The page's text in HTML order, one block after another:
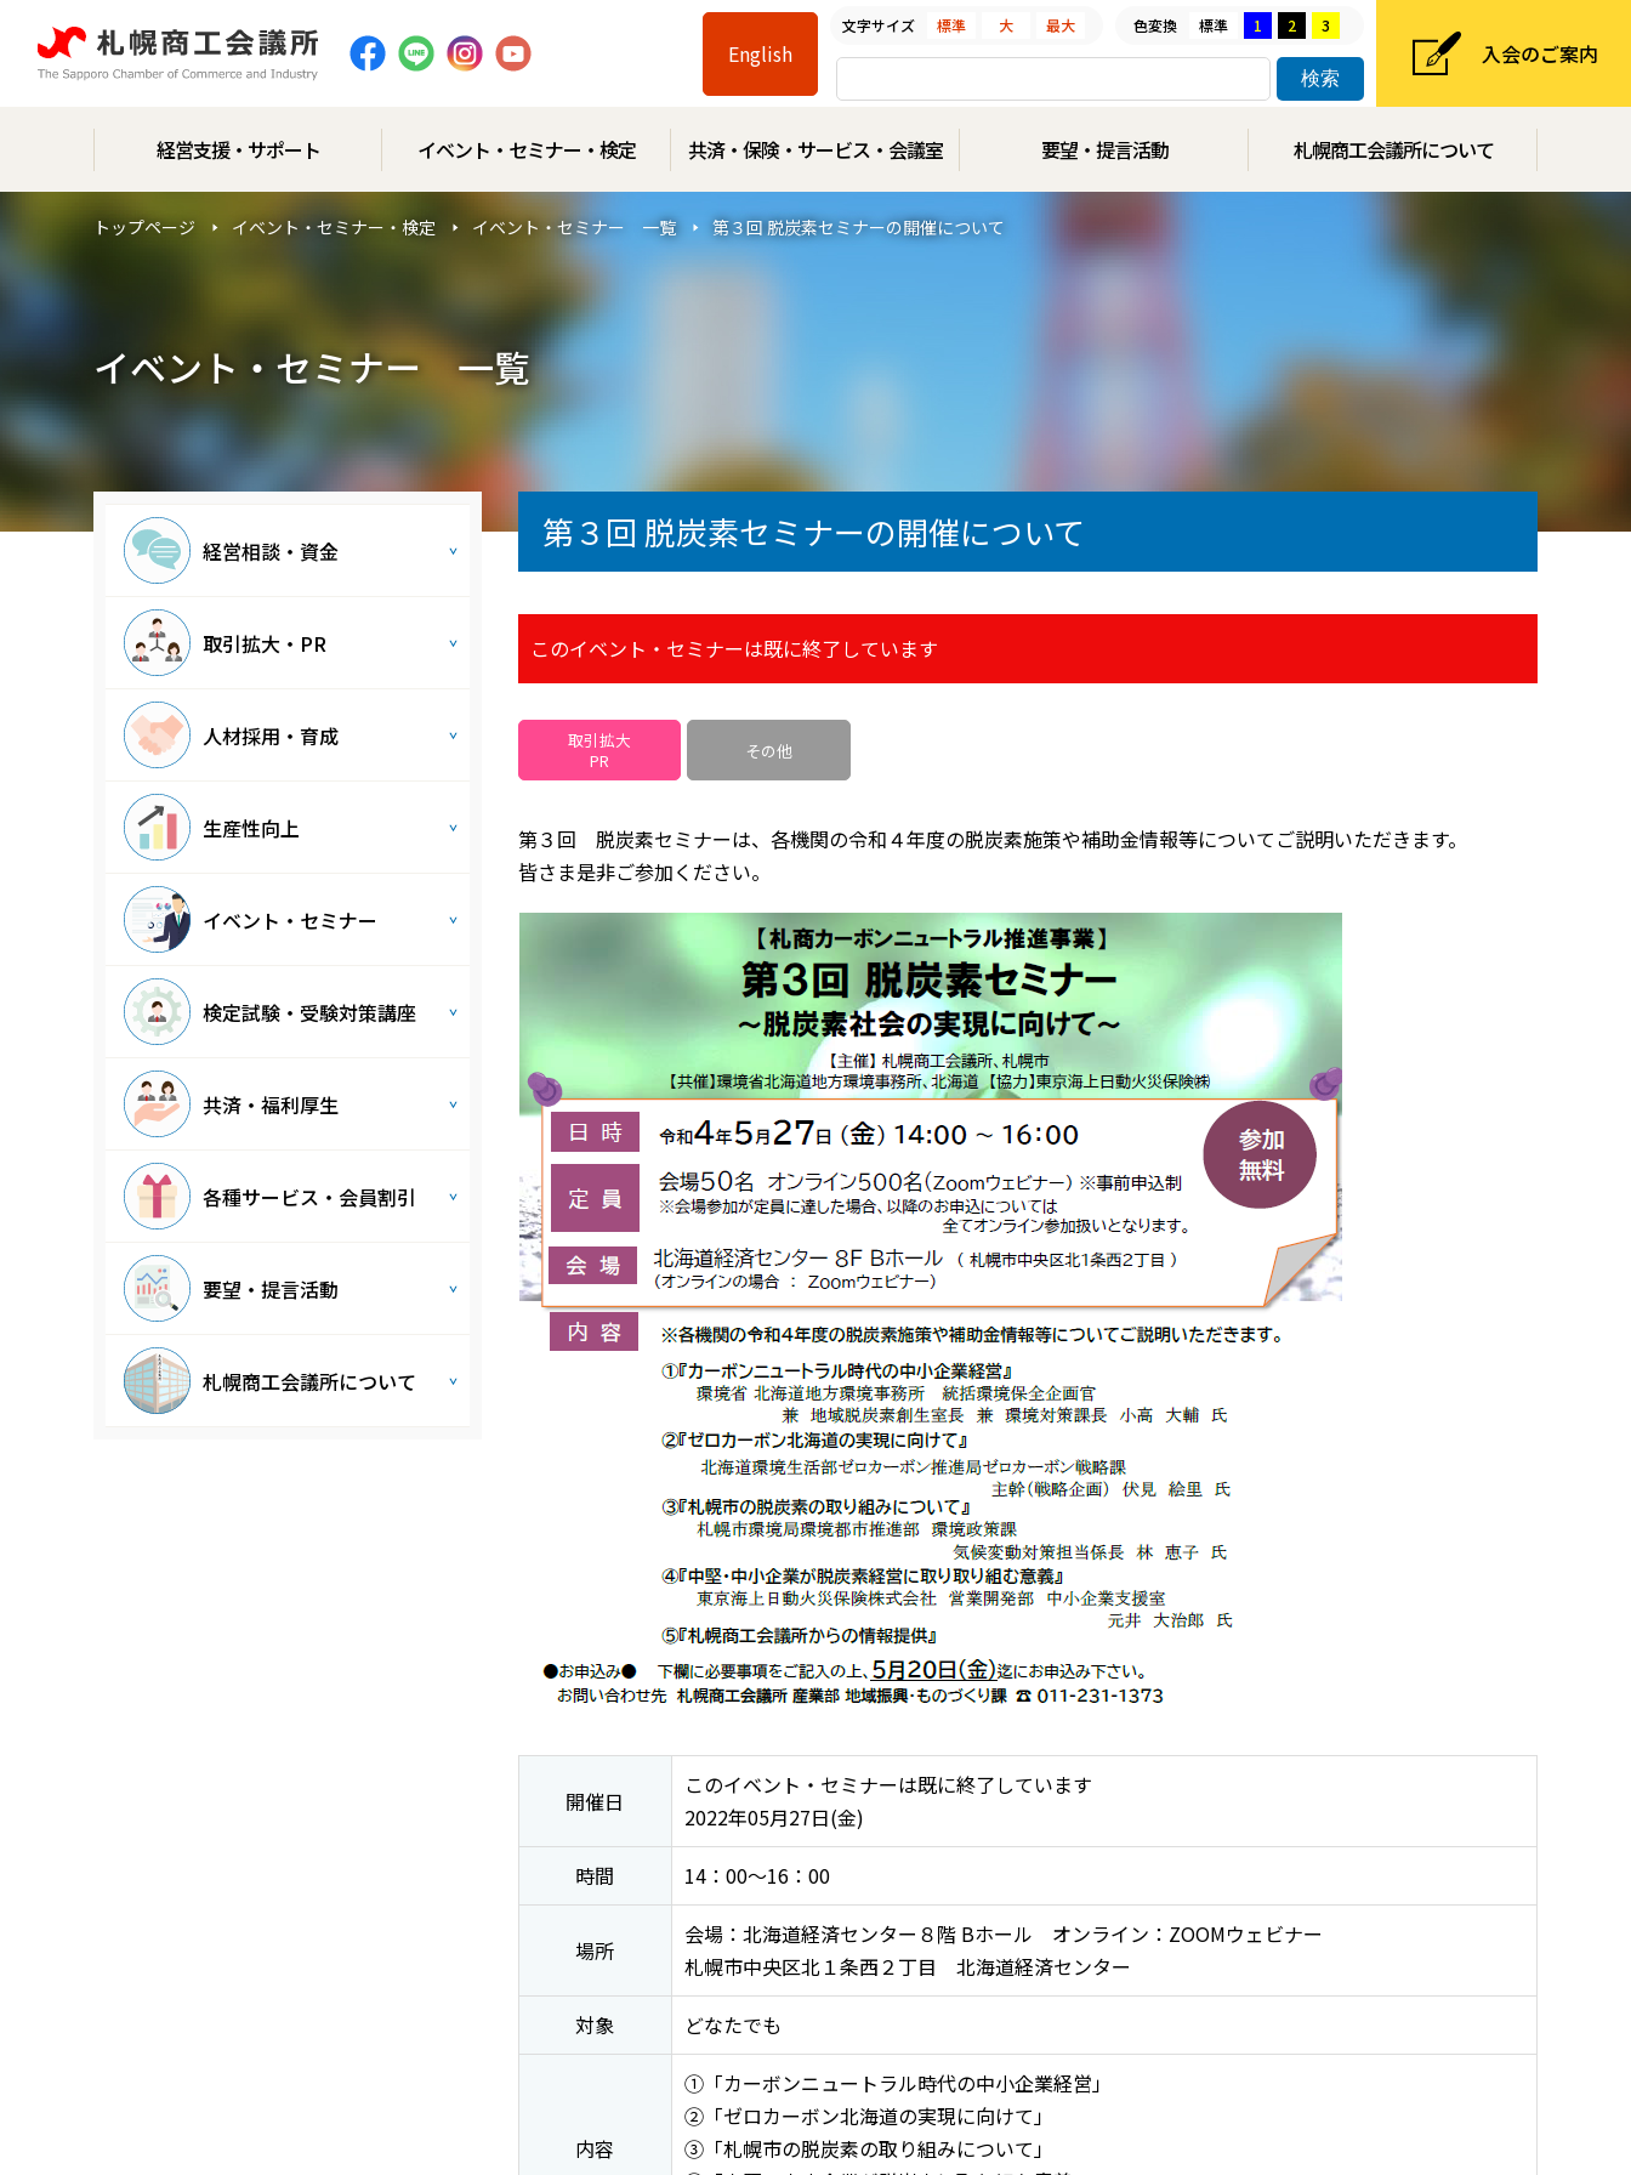
Facebook
Line Instagram
Youtube
English
文字サイズ 標準 大 最大 色変換 標準 1 2 3
入会のご案内
経営支援・サポート イベント・セミナー・検定 共済・保険・サービス・会議室 要望・提言活動 札幌商工会議所について
トップページ イベント・セミナー・検定 イベント・セミナー 一覧 第３回 脱炭素セミナーの開催について
イベント・セミナー 一覧
経営相談・資金
取引拡大・PR
人材採用・育成
生産性向上
イベント・セミナー
検定試験・受験対策講座
共済・福利厚生
各種サービス・会員割引
要望・提言活動
札幌商工会議所について
第３回 脱炭素セミナーの開催について
このイベント・セミナーは既に終了しています
取引拡大
PR
その他
第３回 脱炭素セミナーは、各機関の令和４年度の脱炭素施策や補助金情報等についてご説明いただきます。
皆さま是非ご参加ください。
開催日
このイベント・セミナーは既に終了しています
2022年05月27日(金)
時間
14：00～16：00
場所
会場：北海道経済センター８階 Bホール オンライン：ZOOMウェビナー
札幌市中央区北１条西２丁目 北海道経済センター
対象
どなたでも
内容
①「カーボンニュートラル時代の中小企業経営」
②「ゼロカーボン北海道の実現に向けて」
③「札幌市の脱炭素の取り組みについて」